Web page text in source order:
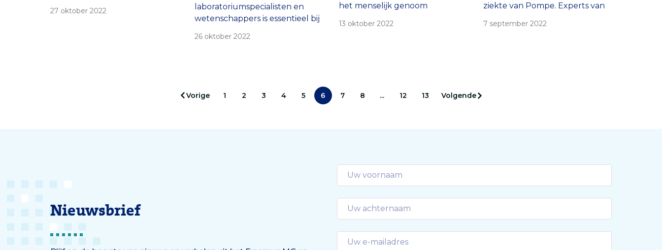
2022).
27 oktober 2022
laboratoriumspecialisten en
wetenschappers is essentieel bij
erfelijke en familiaire tumoren.
26 oktober 2022
het menselijk genoom
voor lichaamslengte. Samen
Nature.
13 oktober 2022
ziekte van Pompe. Experts van
klinische studie voor naar
7 september 2022
Vorige 1 2 3 4 5 6 7 8 ... 12 13 Volgende
Nieuwsbrief